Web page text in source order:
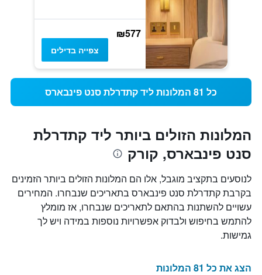
₪577
צפייה בדילים
כל 81 המלונות ליד קתדרלת סנט פינבארס
המלונות הזולים ביותר ליד קתדרלת
סנט פינבארס, קורק
לנוסעים בתקציב מוגבל, אלו הם המלונות הזולים ביותר הזמינים
בקרבת קתדרלת סנט פינבארס בתאריכים שנבחרו. המחירים
עשויים להשתנות בהתאם לתאריכים שנבחרו, אז מומלץ
להתמש בחיפוש ולבדוק אפשרויות נוספות במידה ויש לך
גמישות.
הצג את כל 81 המלונות